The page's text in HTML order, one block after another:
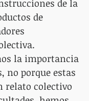
de la
de
la importancia
no porque estas
relato colectivo